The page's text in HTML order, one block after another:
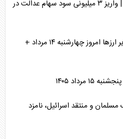
واریز سود سهام عدالت ۱۴۰۵ | واریز ۳ میلیونی سود سهام عدالت در
آخرین قیمت دلار، یورو و سایر ارز‌ها امروز چهارشنبه ۱۴ مرداد +
۱۴۰۵
و منتقد اسرائیل، نامزد